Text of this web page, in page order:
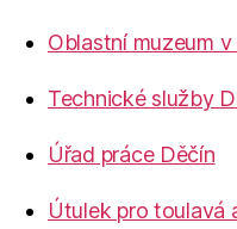
Oblastní muzeum
Technické služby
Úřad práce Děčín
Útulek pro toulavá